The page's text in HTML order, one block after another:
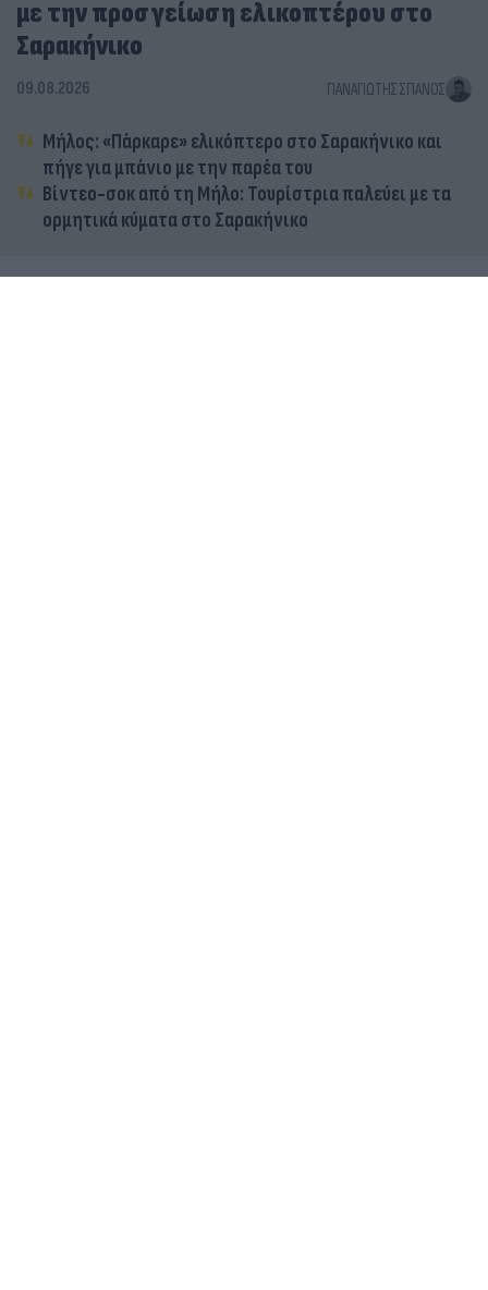
με την προσγείωση ελικοπτέρου στο
Σαρακήνικο
09.08.2026 ΠΑΝΑΓΙΏΤΗΣ ΣΠΑΝΌΣ
Μήλος: «Πάρκαρε» ελικόπτερο στο Σαρακήνικο και
πήγε για μπάνιο με την παρέα του
Βίντεο-σοκ από τη Μήλο: Τουρίστρια παλεύει με τα
ορμητικά κύματα στο Σαρακήνικο